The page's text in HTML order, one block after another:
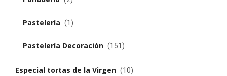
Pastelería (1)
Pastelería Decoración (151)
Especial tortas de la Virgen (10)